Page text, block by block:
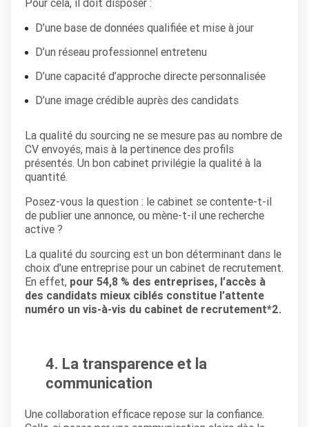
Pour cela, il doit disposer :
D’une base de données qualifiée et mise à jour
D’un réseau professionnel entretenu
D’une capacité d’approche directe personnalisée
D’une image crédible auprès des candidats
La qualité du sourcing ne se mesure pas au nombre de
CV envoyés, mais à la pertinence des profils
présentés. Un bon cabinet privilégie la qualité à la
quantité.
Posez-vous la question : le cabinet se contente-t-il
de publier une annonce, ou mène-t-il une recherche
active ?
La qualité du sourcing est un bon déterminant dans le
choix d’une entreprise pour un cabinet de recrutement.
En effet, pour 54,8 % des entreprises, l’accès à
des candidats mieux ciblés constitue l’attente
numéro un vis-à-vis du cabinet de recrutement*2.
4. La transparence et la
communication
Une collaboration efficace repose sur la confiance.